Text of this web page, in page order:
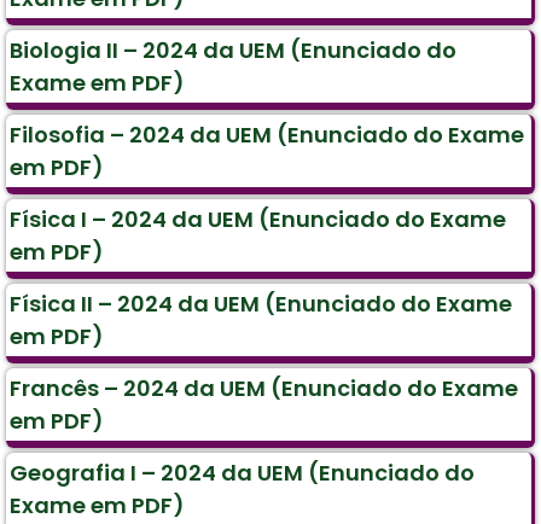
Biologia II – 2024 da UEM (Enunciado do
Exame em PDF)
Filosofia – 2024 da UEM (Enunciado do Exame
em PDF)
Física I – 2024 da UEM (Enunciado do Exame
em PDF)
Física II – 2024 da UEM (Enunciado do Exame
em PDF)
Francês – 2024 da UEM (Enunciado do Exame
em PDF)
Geografia I – 2024 da UEM (Enunciado do
Exame em PDF)